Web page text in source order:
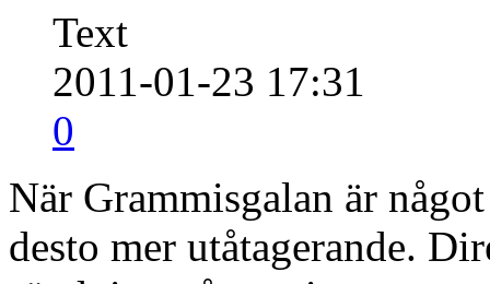
Text
2011-01-23 17:31
0
När Grammisgalan är
desto mer utåtagerande.